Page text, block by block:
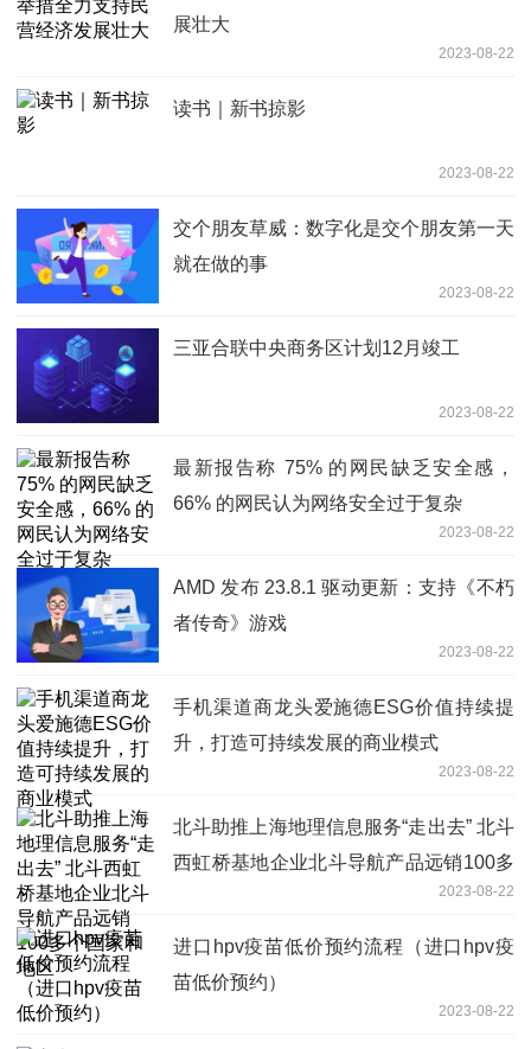
展壮大
2023-08-22
读书｜新书掠影
2023-08-22
交个朋友草威：数字化是交个朋友第一天
就在做的事
2023-08-22
三亚合联中央商务区计划12月竣工
2023-08-22
最新报告称 75% 的网民缺乏安全感，
66% 的网民认为网络安全过于复杂
2023-08-22
AMD 发布 23.8.1 驱动更新：支持《不朽
者传奇》游戏
2023-08-22
手机渠道商龙头爱施德ESG价值持续提
升，打造可持续发展的商业模式
2023-08-22
北斗助推上海地理信息服务“走出去” 北斗
西虹桥基地企业北斗导航产品远销100多
2023-08-22
进口hpv疫苗低价预约流程（进口hpv疫
苗低价预约）
2023-08-22